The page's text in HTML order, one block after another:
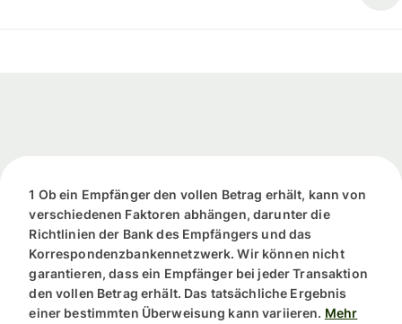
1 Ob ein Empfänger den vollen Betrag erhält, kann von
verschiedenen Faktoren abhängen, darunter die
Richtlinien der Bank des Empfängers und das
Korrespondenzbankennetzwerk. Wir können nicht
garantieren, dass ein Empfänger bei jeder Transaktion
den vollen Betrag erhält. Das tatsächliche Ergebnis
einer bestimmten Überweisung kann variieren. Mehr